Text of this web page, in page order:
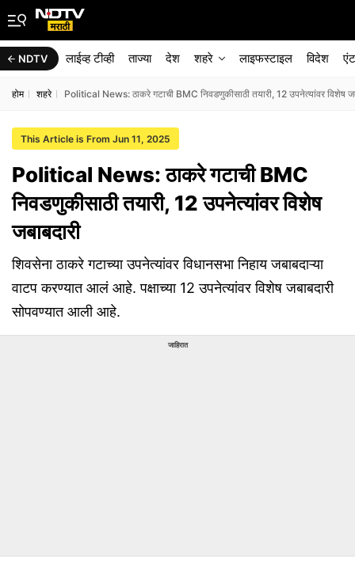
NDTV लाईव्ह टीव्ही ताज्या देश शहरे लाइफस्टाइल विदेश
होम शहरे Political News: ठाकरे गटाची BMC निवडणुकीसाठी तयारी, 12 उपनेत्यांवर विशेष
This Article is From Jun 11, 2025
Political News: ठाकरे गटाची BMC
निवडणुकीसाठी तयारी, 12 उपनेत्यांवर विशेष
जबाबदारी
शिवसेना ठाकरे गटाच्या उपनेत्यांवर विधानसभा निहाय जबाबदाऱ्या
वाटप करण्यात आलं आहे. पक्षाच्या 12 उपनेत्यांवर विशेष जबाबदारी
सोपवण्यात आली आहे.
जाहिरात